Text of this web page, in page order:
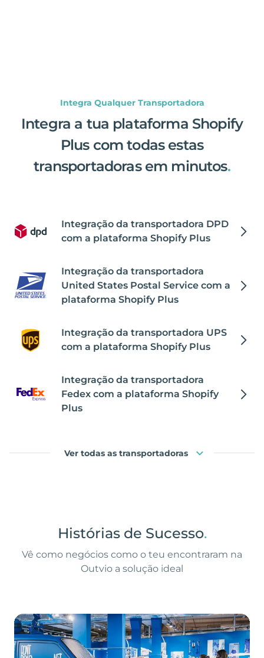
Integra Qualquer Transportadora
Integra a tua plataforma Shopify
Plus com todas estas
transportadoras em minutos.
Integração da transportadora DPD
com a plataforma Shopify Plus
Integração da transportadora
United States Postal Service com a
plataforma Shopify Plus
Integração da transportadora UPS
com a plataforma Shopify Plus
Integração da transportadora
Fedex com a plataforma Shopify
Plus
Ver todas as transportadoras
Histórias de Sucesso.
Vê como negócios como o teu encontraram na
Outvio a solução ideal